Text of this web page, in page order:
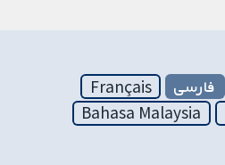
فارسی
Français
Bahasa Malaysia